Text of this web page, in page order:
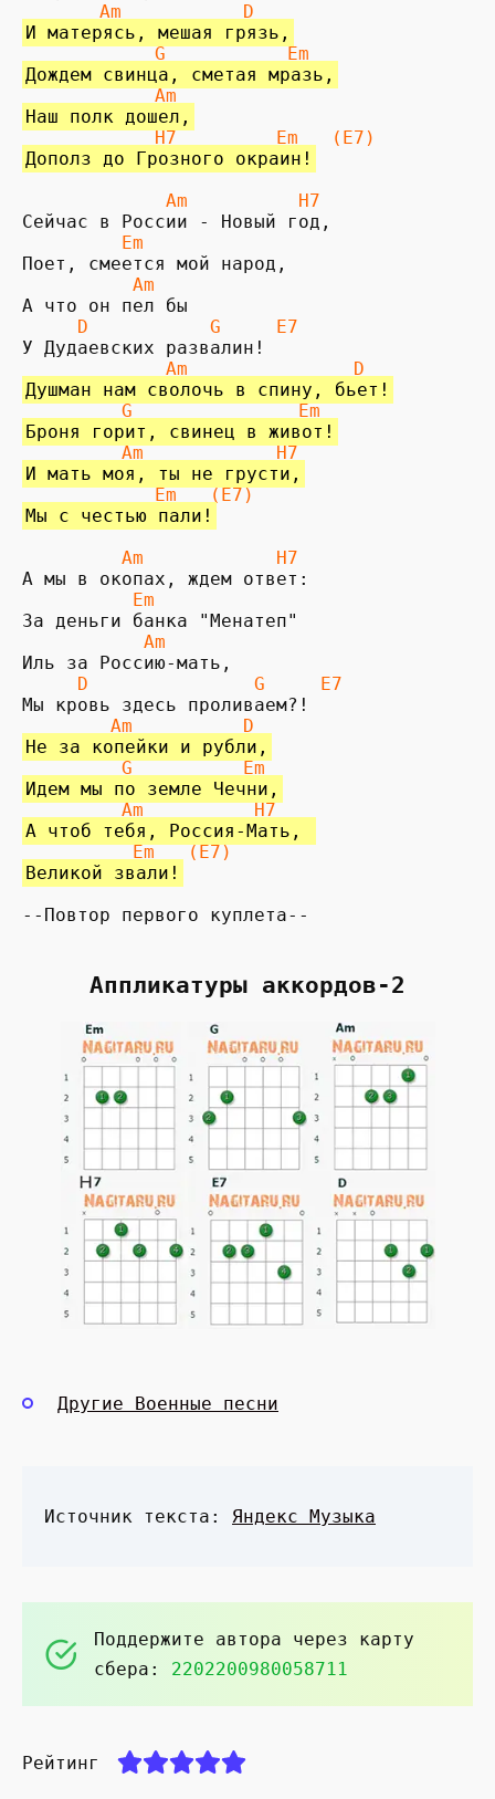
       Am           D
И матерясь, мешая грязь,
            G           Em
Дождем свинца, сметая мразь,
            Am
Наш полк дошел,
H7
Em
(E7)
Дополз до Грозного окраин!
             Am          H7
         Em
          Am
     D           G     E7
             Am               D
Душман нам сволочь в спину, бьет!
         G               Em
Броня горит, свинец в живот!
         Am
H7
И мать моя, ты не грусти,
        Em   (E7)
Мы с честью пали!
         Am            H7
          Em
           Am
     D               G     E7
        Am          D
Не за копейки и рубли,
         G          Em
Идем мы по земле Чечни,
         Am          H7
А чтоб тебя, Россия-Мать,
Em   (E7)
Великой звали!
--Повтор первого куплета--
Аппликатуры аккордов-2
Другие Военные песни
Источник текста: Яндекс Музыка
Поддержите автора через карту
сбера: 2202200980058711
Рейтинг